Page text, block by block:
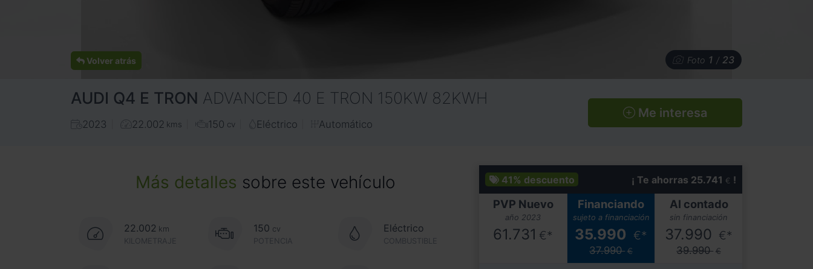
Volver atrás Foto 1 / 23
AUDI Q4 E TRON ADVANCED 40 E TRON 150KW 82KWH
2023 22.002 kms 150 cv Eléctrico Automático
Me interesa
Más detalles sobre este vehículo
22.002 km
KILOMETRAJE
150 cv
POTENCIA
Eléctrico
COMBUSTIBLE
41% descuento ¡ Te ahorras 25.741 € !
PVP Nuevo
año 2023
61.731 €*
Financiando
sujeto a financiación
35.990 €*
37.990 €
Al contado
sin financiación
37.990 €*
39.990 €